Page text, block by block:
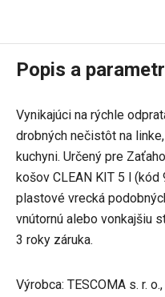
Popis a
Vynikajúci na rýchle
drobných nečistôt na
kuchyni. Určený pre
košov CLEAN KIT 5 l
plastové vrecká
vnútornú alebo vonkajšiu
3 roky záruka.
Výrobca: TESCOMA s. r.